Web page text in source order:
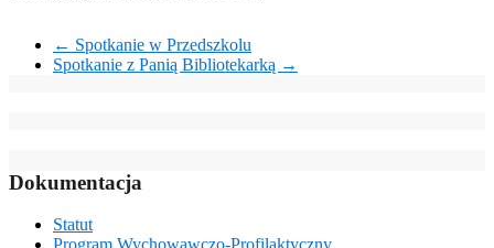
← Spotkanie w Przedszkolu
Spotkanie z Panią Bibliotekarką →
Dokumentacja
Statut